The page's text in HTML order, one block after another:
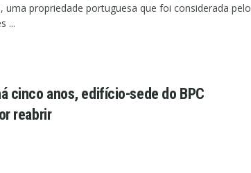
uma propriedade portuguesa que foi considerada pelo
...
cinco anos, edifício-sede do BPC
reabrir